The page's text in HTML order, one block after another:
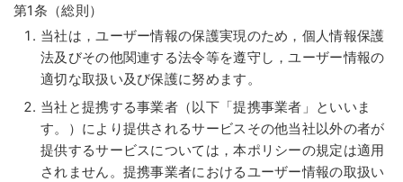
第1条（総則）
当社は，ユーザー情報の保護実現のため，個人情報保護
法及びその他関連する法令等を遵守し，ユーザー情報の
適切な取扱い及び保護に努めます。
当社と提携する事業者（以下「提携事業者」といいま
す。）により提供されるサービスその他当社以外の者が
提供するサービスについては，本ポリシーの規定は適用
されません。提携事業者におけるユーザー情報の取扱い